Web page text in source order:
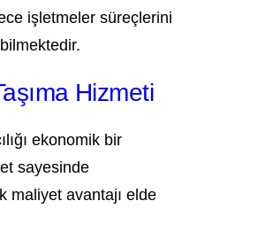
işletmeler süreçlerini
Hizmeti
ekonomik bir
sayesinde
maliyet avantajı elde